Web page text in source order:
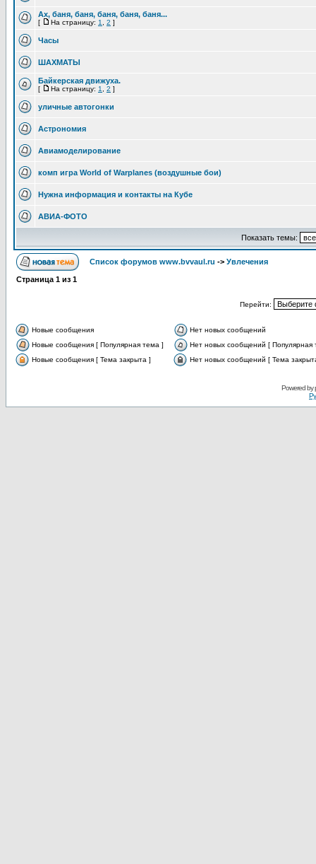
Ах, баня, баня, баня, баня, баня...
[ На страницу: 1 2 ]
Часы
ШАХМАТЫ
Байкерская движуха.
[ На страницу: 1 2 ]
уличные автогонки
Астрономия
Авиамоделирование
комп игра World of Warplanes (воздушные бои)
Нужна информация и контакты на Кубе
АВИА-ФОТО
Показать темы:
Список форумов www.bvvaul.ru -> Увлечения
Страница 1 из 1
Перейти:
Новые сообщения
Нет новых сообщений
Новые сообщения [ Популярная тема ]
Нет новых сообщений [ Популярная
Новые сообщения [ Тема закрыта ]
Нет новых сообщений [ Тема
Powered by